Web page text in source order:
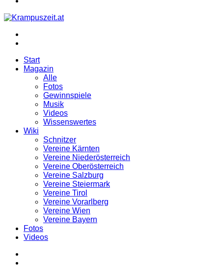
Start
Magazin
Alle
Fotos
Gewinnspiele
Musik
Videos
Wissenswertes
Wiki
Schnitzer
Vereine Kärnten
Vereine Niederösterreich
Vereine Oberösterreich
Vereine Salzburg
Vereine Steiermark
Vereine Tirol
Vereine Vorarlberg
Vereine Wien
Vereine Bayern
Fotos
Videos